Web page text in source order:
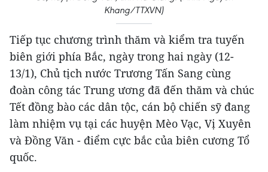
Khang/TTXVN)
Tiếp tục chương trình thăm và kiểm tra tuyến
biên giới phía Bắc, ngày trong hai ngày (12-
13/1), Chủ tịch nước Trương Tấn Sang cùng
đoàn công tác Trung ương đã đến thăm và chúc
Tết đồng bào các dân tộc, cán bộ chiến sỹ đang
làm nhiệm vụ tại các huyện Mèo Vạc, Vị Xuyên
và Đồng Văn - điểm cực bắc của biên cương Tổ
quốc.